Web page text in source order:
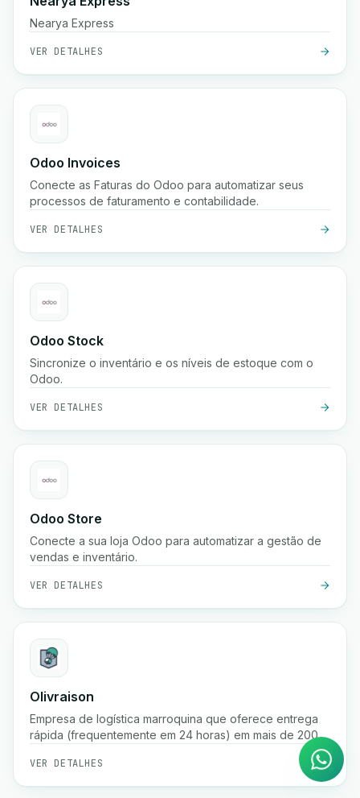
Nearya Express
VER DETALHES
Odoo Invoices
Conecte as Faturas do Odoo para automatizar seus
processos de faturamento e contabilidade.
VER DETALHES
Odoo Stock
Sincronize o inventário e os níveis de estoque com o
Odoo.
VER DETALHES
Odoo Store
Conecte a sua loja Odoo para automatizar a gestão de
vendas e inventário.
VER DETALHES
Olivraison
Empresa de logística marroquina que oferece entrega
rápida (frequentemente em 24 horas) em mais de 200
cidades, fulfillment de e-commerce, rastreamento de
encomendas em tempo real, gestão de pagamento na
entrega e serviços de armazenamento.
VER DETALHES
WhatsApp